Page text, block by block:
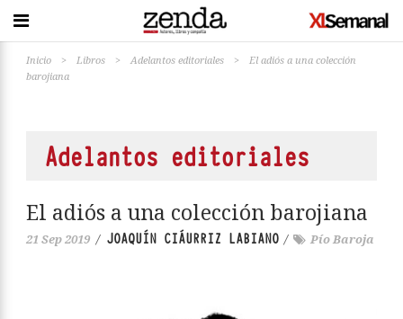
Inicio > Libros > Adelantos editoriales >
El adiós a una colección
barojiana
Adelantos editoriales
El adiós a una colección barojiana
21 Sep 2019 / JOAQUÍN CIÁURRIZ LABIANO / Pío Baroja